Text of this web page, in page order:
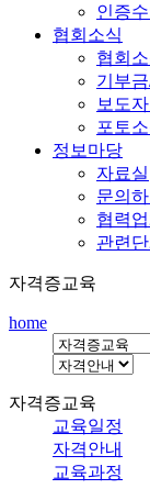
인증
협회소식
협회
기부
보도
포토
정보마당
자료실
문의하
협력업
관련단
자격증교육
home
자격증교육
교육일정
자격안내
교육과정